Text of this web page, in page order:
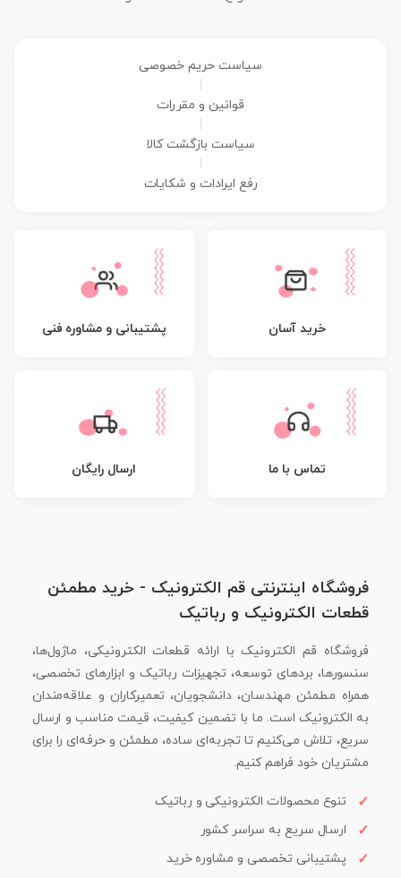
سیاست حریم خصوصی
قوانین و مقررات
سیاست بازگشت کالا
رفع ایرادات و شکایات
خرید آسان پشتیبانی و مشاوره فنی
تماس با ما ارسال رایگان
فروشگاه اینترنتی قم الکترونیک - خرید مطمئن
قطعات الکترونیک و رباتیک
فروشگاه قم الکترونیک با ارائه قطعات الکترونیکی، ماژول‌ها،
سنسورها، بردهای توسعه، تجهیزات رباتیک و ابزارهای تخصصی،
همراه مطمئن مهندسان، دانشجویان، تعمیرکاران و علاقه‌مندان
به الکترونیک است. ما با تضمین کیفیت، قیمت مناسب و ارسال
سریع، تلاش می‌کنیم تا تجربه‌ای ساده، مطمئن و حرفه‌ای را برای
مشتریان خود فراهم کنیم.
تنوع محصولات الکترونیکی و رباتیک
ارسال سریع به سراسر کشور
پشتیبانی تخصصی و مشاوره خرید